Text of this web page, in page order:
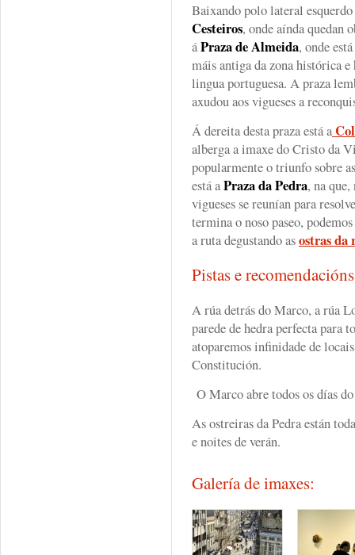
Baixando polo lateral
Cesteiros, onde aínda quedan
áPraza de Almeida, onde
máis antiga da zona histórica
lingua portuguesa. A praza
axudou aos vigueses a
Á dereita desta praza está a
alberga a imaxe do Cristo da
popularmente o triunfo sobre
está aPraza da Pedra, na
vigueses se reunían para
termina o noso paseo,
a ruta degustando asostras da
Pistas e
A rúa detrás do Marco, a rúa
parede de hedra perfecta
atoparemos infinidade de
Constitución.
O Marco abre todos os días
As ostreiras da Pedra están
e noites de verán.
Galería de imaxes: